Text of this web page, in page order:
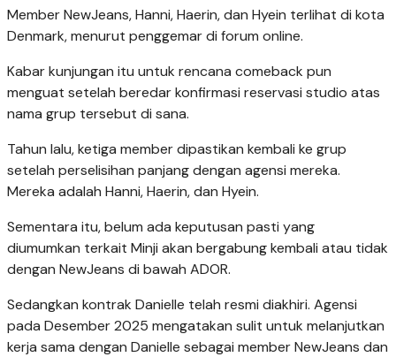
Member NewJeans, Hanni, Haerin, dan Hyein terlihat di kota
Denmark, menurut penggemar di forum online.
Kabar kunjungan itu untuk rencana comeback pun
menguat setelah beredar konfirmasi reservasi studio atas
nama grup tersebut di sana.
Tahun lalu, ketiga member dipastikan kembali ke grup
setelah perselisihan panjang dengan agensi mereka.
Mereka adalah Hanni, Haerin, dan Hyein.
Sementara itu, belum ada keputusan pasti yang
diumumkan terkait Minji akan bergabung kembali atau tidak
dengan NewJeans di bawah ADOR.
Sedangkan kontrak Danielle telah resmi diakhiri. Agensi
pada Desember 2025 mengatakan sulit untuk melanjutkan
kerja sama dengan Danielle sebagai member NewJeans dan